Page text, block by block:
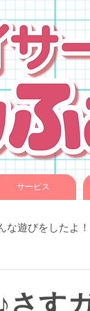
サービス
な遊びをしたよ！
さす